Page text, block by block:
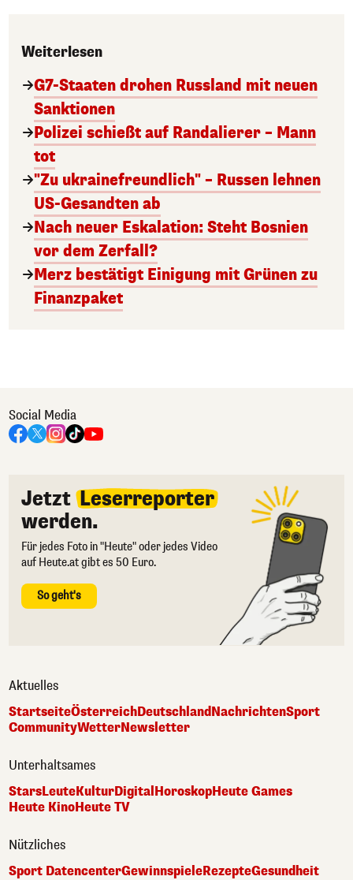
Weiterlesen
G7-Staaten drohen Russland mit neuen
Sanktionen
Polizei schießt auf Randalierer – Mann
tot
"Zu ukrainefreundlich" – Russen lehnen
US-Gesandten ab
Nach neuer Eskalation: Steht Bosnien
vor dem Zerfall?
Merz bestätigt Einigung mit Grünen zu
Finanzpaket
Social Media
Jetzt Leserreporter
werden.
Für jedes Foto in "Heute" oder jedes Video
auf Heute.at gibt es 50 Euro.
So geht's
Aktuelles
StartseiteÖsterreichDeutschlandNachrichtenSport
CommunityWetterNewsletter
Unterhaltsames
StarsLeuteKulturDigitalHoroskopHeute Games
Heute KinoHeute TV
Nützliches
Sport DatencenterGewinnspieleRezepteGesundheit